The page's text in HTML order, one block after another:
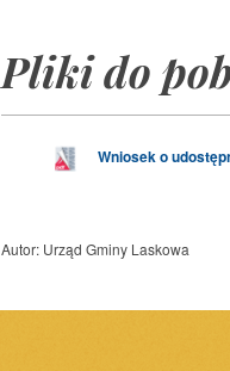
Pliki do
Wniosek o
Autor: Urząd Gminy Laskowa